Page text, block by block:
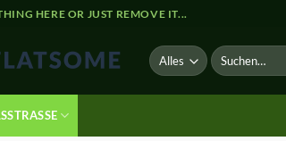
HERE OR JUST REMOVE IT...
Suche
nach: